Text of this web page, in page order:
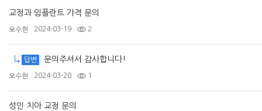
교정과 임플란트 가격 문의
오수현 2024-03-19 2
답변 문의주셔서 감사합니다!
오수현 2024-03-20 1
성인 치아 교정 문의